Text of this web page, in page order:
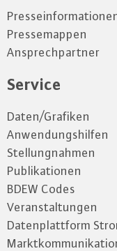
Pressemappen
Ansprechpartner
Service
Daten/Grafiken
Anwendungshilfen
Stellungnahmen
Publikationen
BDEW Codes
Veranstaltungen
Datenplattform